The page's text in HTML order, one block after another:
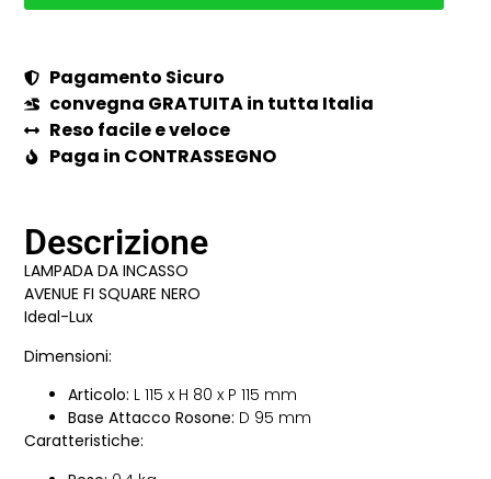
Pagamento Sicuro
convegna GRATUITA in tutta Italia
Reso facile e veloce
Paga in CONTRASSEGNO
Descrizione
LAMPADA DA INCASSO
AVENUE FI SQUARE NERO
Ideal-Lux
Dimensioni:
Articolo: L 115 x H 80 x P 115 mm
Base Attacco Rosone: D 95 mm
Caratteristiche: